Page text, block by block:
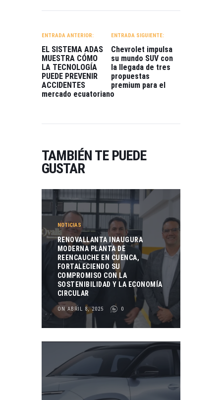
ENTRADAS
ENTRADA ANTERIOR:
EL SISTEMA ADAS
MUESTRA CÓMO
LA TECNOLOGÍA
PUEDE PREVENIR
ACCIDENTES
ENTRADA SIGUIENTE:
Chevrolet impulsa
su mundo SUV con
la llegada de tres
propuestas
premium para el
mercado ecuatoriano
TAMBIÉN TE PUEDE
GUSTAR
NOTICIAS
RENOVALLANTA INAUGURA
MODERNA PLANTA DE
REENCAUCHE EN CUENCA,
FORTALECIENDO SU
COMPROMISO CON LA
SOSTENIBILIDAD Y LA ECONOMÍA
CIRCULAR
ON ABRIL 8, 2025 0